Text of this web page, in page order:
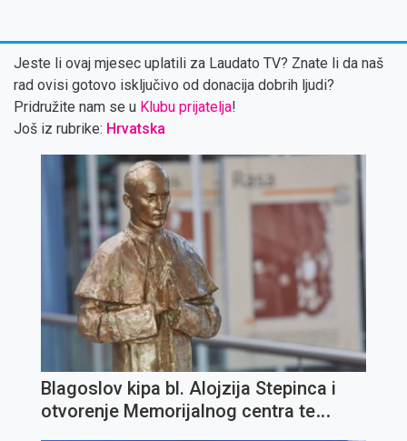
Jeste li ovaj mjesec uplatili za Laudato TV? Znate li da naš
rad ovisi gotovo isključivo od donacija dobrih ljudi?
Pridružite nam se u Klubu prijatelja!
Još iz rubrike: Hrvatska
Blagoslov kipa bl. Alojzija Stepinca i
otvorenje Memorijalnog centra te